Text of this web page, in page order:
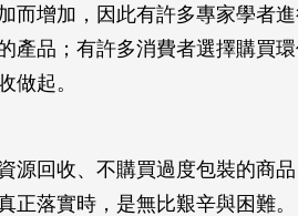
而增加，因此有許多專家學者
產品；有許多消費者選擇購買
做起。
源回收、不購買過度包裝的商
正落實時，是無比艱辛與困難。